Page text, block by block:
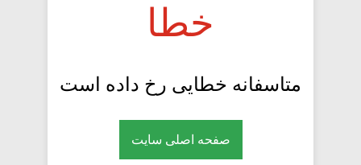
خطا
متاسفانه خطایی رخ داده است
صفحه اصلی سایت